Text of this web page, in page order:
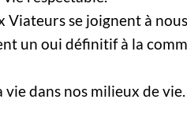
Viateurs se joignent à
un oui définitif à la
dans nos milieux de vie.